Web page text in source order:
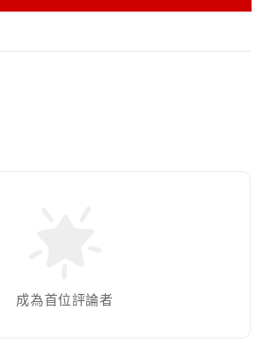
成為首位評論者